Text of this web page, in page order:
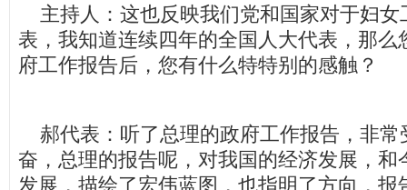
主持人：这也反映我们党和国家对于妇女
表，我知道连续四年的全国人大代表，那么
府工作报告后，您有什么特特别的感触？
郝代表：听了总理的政府工作报告，非常
奋，总理的报告呢，对我国的经济发展，和
发展，描绘了宏伟蓝图，也指明了方向，报